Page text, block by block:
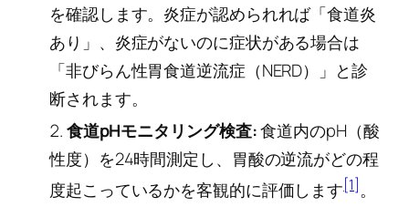
を確認します。炎症が認められれば「食道炎
あり」、炎症がないのに症状がある場合は
「非びらん性胃食道逆流症（NERD）」と診
断されます。
食道pHモニタリング検査:食道内のpH（酸
性度）を24時間測定し、胃酸の逆流がどの程
度起こっているかを客観的に評価します[1]。